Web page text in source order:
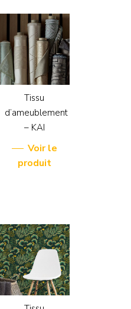
Tissu
d’ameublement
– KAI
Voir le
produit